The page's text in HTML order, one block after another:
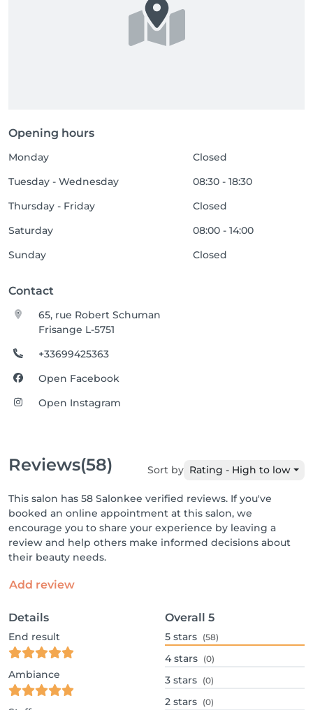
Opening hours
Monday
Closed
Tuesday - Wednesday
08:30 - 18:30
Thursday - Friday
Closed
Saturday
08:00 - 14:00
Sunday
Closed
Contact
65, rue Robert Schuman
Frisange L-5751
+33699425363
Open Facebook
Open Instagram
Reviews(58) Sort by Rating - High to low
This salon has 58 Salonkee verified reviews. If you've
booked an online appointment at this salon, we
encourage you to share your experience by leaving a
review and help others make informed decisions about
their beauty needs.
Add review
Details
End result
Ambiance
Overall 5
5 stars (58)
4 stars (0)
3 stars (0)
2 stars (0)